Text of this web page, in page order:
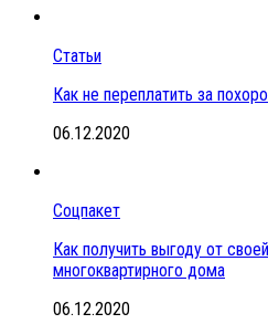
Статьи
Как не переплатить за
06.12.2020
Соцпакет
Как получить выгоду от
многоквартирного дома
06.12.2020